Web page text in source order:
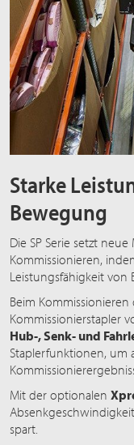
Starke
Bewegung
Die SP Serie setzt
Kommissionieren,
Leistungsfähigkeit von
Beim Kommissionieren
Kommissionierstapler
Hub-, Senk- und
Staplerfunktionen, um
Mit der optionalen
spart.